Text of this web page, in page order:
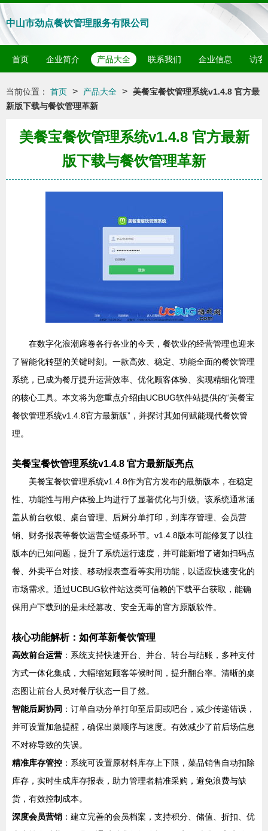
中山市劲点餐饮管理服务有限公司
首页 企业简介 产品大全 联系我们 企业信息 访客
当前位置： 首页 > 产品大全 > 美餐宝餐饮管理系统v1.4.8 官方最
新版下载与餐饮管理革新
美餐宝餐饮管理系统v1.4.8 官方最新
版下载与餐饮管理革新
在数字化浪潮席卷各行各业的今天，餐饮业的经营管理也迎来
了智能化转型的关键时刻。一款高效、稳定、功能全面的餐饮管理
系统，已成为餐厅提升运营效率、优化顾客体验、实现精细化管理
的核心工具。本文将为您重点介绍由UCBUG软件站提供的“美餐宝
餐饮管理系统v1.4.8官方最新版”，并探讨其如何赋能现代餐饮管
理。
美餐宝餐饮管理系统v1.4.8 官方最新版亮点
美餐宝餐饮管理系统v1.4.8作为官方发布的最新版本，在稳定
性、功能性与用户体验上均进行了显著优化与升级。该系统通常涵
盖从前台收银、桌台管理、后厨分单打印，到库存管理、会员营
销、财务报表等餐饮运营全链条环节。v1.4.8版本可能修复了以往
版本的已知问题，提升了系统运行速度，并可能新增了诸如扫码点
餐、外卖平台对接、移动报表查看等实用功能，以适应快速变化的
市场需求。通过UCBUG软件站这类可信赖的下载平台获取，能确
保用户下载到的是未经篡改、安全无毒的官方原版软件。
核心功能解析：如何革新餐饮管理
高效前台运营 ：系统支持快速开台、并台、转台与结账，多种支付
方式一体化集成，大幅缩短顾客等候时间，提升翻台率。清晰的桌
态图让前台人员对餐厅状态一目了然。
智能后厨协同 ：订单自动分单打印至后厨或吧台，减少传递错误，
并可设置加急提醒，确保出菜顺序与速度。有效减少了前后场信息
不对称导致的失误。
精准库存管控 ：系统可设置原材料库存上下限，菜品销售自动扣除
库存，实时生成库存报表，助力管理者精准采购，避免浪费与缺
货，有效控制成本。
深度会员营销 ：建立完善的会员档案，支持积分、储值、折扣、优